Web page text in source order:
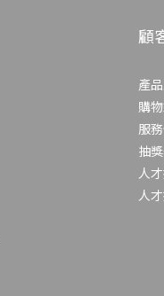
顧
產
購
服
抽
人
人